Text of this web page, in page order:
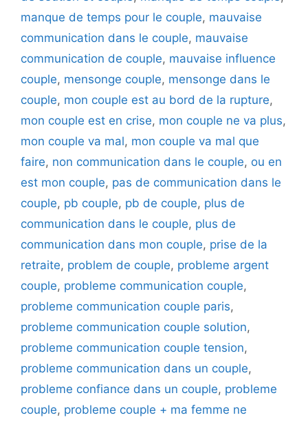
manque de temps pour le couple, mauvaise
communication dans le couple, mauvaise
communication de couple, mauvaise influence
couple, mensonge couple, mensonge dans le
couple, mon couple est au bord de la rupture,
mon couple est en crise, mon couple ne va plus,
mon couple va mal, mon couple va mal que
faire, non communication dans le couple, ou en
est mon couple, pas de communication dans le
couple, pb couple, pb de couple, plus de
communication dans le couple, plus de
communication dans mon couple, prise de la
retraite, problem de couple, probleme argent
couple, probleme communication couple,
probleme communication couple paris,
probleme communication couple solution,
probleme communication couple tension,
probleme communication dans un couple,
probleme confiance dans un couple, probleme
couple, probleme couple + ma femme ne